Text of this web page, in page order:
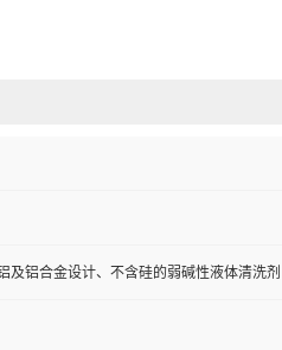
及铝合金设计、不含硅的弱碱性液体清洗剂